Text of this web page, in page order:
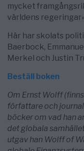
mycket
världens
Här har skolats
Baerbock,
Merkel och Justin
Beställ boken
Om Ernst Wolff
författare och
böcker om vad han
det globala
utgav han Wolff of